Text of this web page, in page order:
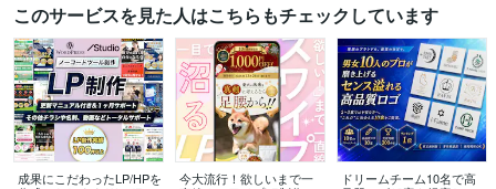
このサービスを見た人はこちらもチェックしています
成果にこだわったLP/HPを
今大流行！欲しいまで一
ドリームチーム10名で高